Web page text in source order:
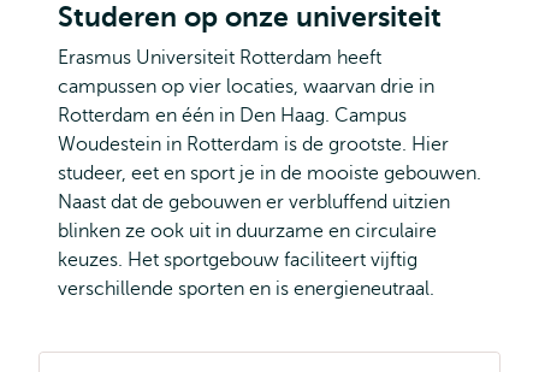
Studeren op onze universiteit
Erasmus Universiteit Rotterdam heeft
campussen op vier locaties, waarvan drie in
Rotterdam en één in Den Haag. Campus
Woudestein in Rotterdam is de grootste. Hier
studeer, eet en sport je in de mooiste gebouwen.
Naast dat de gebouwen er verbluffend uitzien
blinken ze ook uit in duurzame en circulaire
keuzes. Het sportgebouw faciliteert vijftig
verschillende sporten en is energieneutraal.